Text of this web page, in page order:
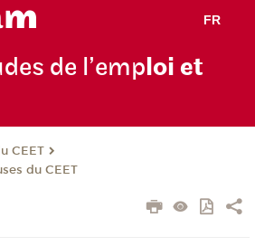
FR
de l’emploi et
CEET
du CEET